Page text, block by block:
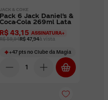
JACK & COKE
Pack 6 Jack Daniel's &
Coca-Cola 269ml Lata
R$ 43,15 ASSINATURA+
R$ 59,94R$ 47,94à vista
+47 pts no Clube da Magia